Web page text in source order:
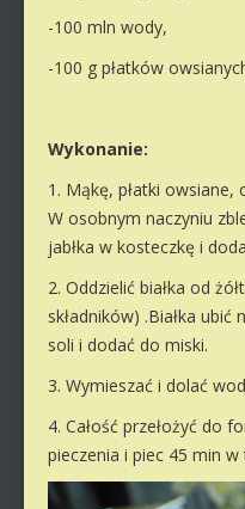
-100 mln wody,
-100 g płatków
Wykonanie:
1. Mąkę, płatki owsiane,
W osobnym naczyniu
jabłka w kosteczkę i
2. Oddzielić białka od
składników) .Białka
soli i dodać do miski.
3. Wymieszać i dolać
4. Całość przełożyć do
pieczenia i piec 45 min w